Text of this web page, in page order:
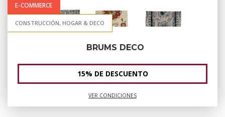
E-COMMERCE
CONSTRUCCIÓN, HOGAR & DECO
BRUMS DECO
15% DE DESCUENTO
VER CONDICIONES